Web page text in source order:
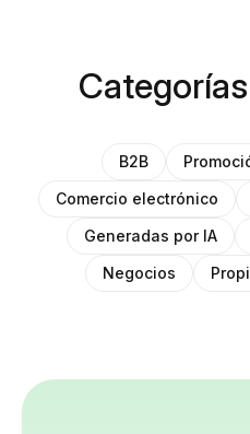
B2B
Comercio electrónico
Generadas por IA
Negocios